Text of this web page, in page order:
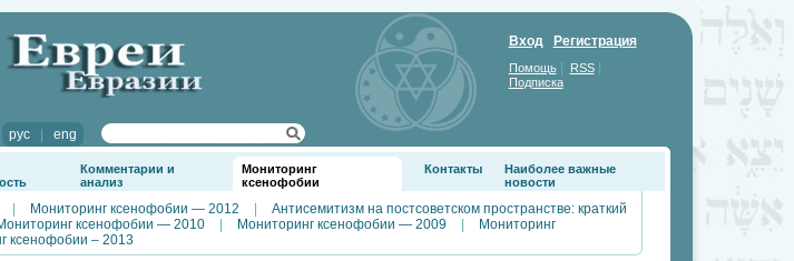
рус| eng
Вход Регистрация
Помощь| RSS|
Подписка
Комментарии и
анализ
Мониторинг
ксенофобии
Контакты
Наиболее важные
новости
Мониторинг ксенофобии — 2012
Антисемитизм на постсоветском пространстве: краткий
ксенофобии — 2010 Мониторинг ксенофобии — 2009
Мониторинг
ксенофобии – 2013